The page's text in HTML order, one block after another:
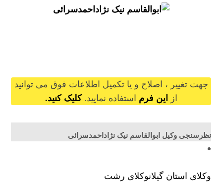
جهت تغییر ، اصلاح و یا تکمیل اطلاعات فوق می توانید
از
این فرم استفاده نمایید. کلیک کنید.
نظرسنجی وکیل ابوالقاسم نیک نژاداحمدسرائی
وکلای استان گیلانوکلای رشت